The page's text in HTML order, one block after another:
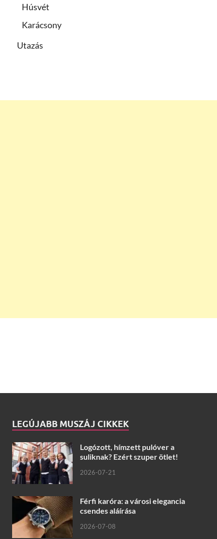
Húsvét
Karácsony
Utazás
LEGÚJABB MUSZÁJ CIKKEK
Logózott, hímzett pulóver a
suliknak? Ezért szuper ötlet!
2026-07-21
Férfi karóra: a városi elegancia
csendes aláírása
2026-07-08